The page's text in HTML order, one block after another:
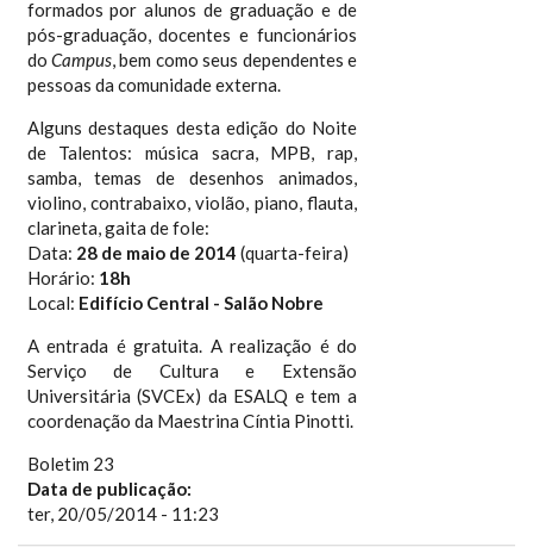
formados por alunos de graduação e de
pós-graduação, docentes e funcionários
do Campus, bem como seus dependentes e
pessoas da comunidade externa.
Alguns destaques desta edição do Noite
de Talentos: música sacra, MPB, rap,
samba, temas de desenhos animados,
violino, contrabaixo, violão, piano, flauta,
clarineta, gaita de fole:
Data: 28 de maio de 2014 (quarta-feira)
Horário: 18h
Local: Edifício Central - Salão Nobre
A entrada é gratuita. A realização é do
Serviço de Cultura e Extensão
Universitária (SVCEx) da ESALQ e tem a
coordenação da Maestrina Cíntia Pinotti.
Boletim 23
Data de publicação:
ter, 20/05/2014 - 11:23